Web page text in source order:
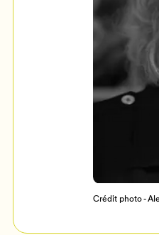
Crédit photo -